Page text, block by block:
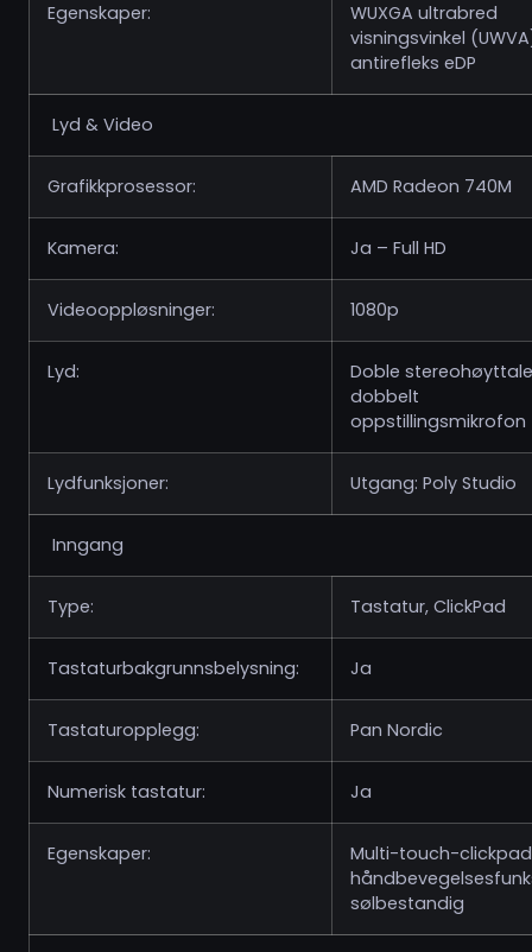
Egenskaper:
WUXGA ultrabred
visningsvinkel
antirefleks eDP
Lyd & Video
Grafikkprosessor: AMD Radeon 740M
Kamera: Ja – Full HD
Videooppløsninger: 1080p
Lyd:
Doble
dobbelt
oppstillingsmikrofon
Lydfunksjoner: Utgang: Poly Studio
Inngang
Type: Tastatur, ClickPad
Tastaturbakgrunnsbelysning: Ja
Tastaturopplegg: Pan Nordic
Numerisk tastatur: Ja
Egenskaper:
Multi-touch-
sølbestandig